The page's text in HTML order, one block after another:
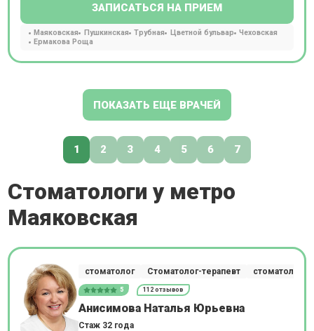
ЗАПИСАТЬСЯ НА ПРИЕМ
Маяковская Пушкинская Трубная Цветной бульвар
Чеховская
Ермакова Роща
ПОКАЗАТЬ ЕЩЕ ВРАЧЕЙ
1 2 3 4 5 6 7
Стоматологи у метро
Маяковская
стоматолог Стоматолог-терапевт стоматолог-
5 112 отзывов
Анисимова Наталья Юрьевна
Стаж 32 года